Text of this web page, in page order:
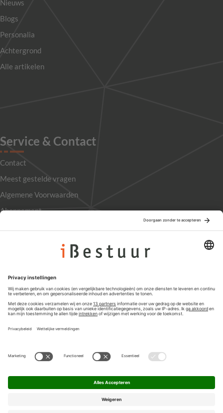
Nieuws
Blogs
Personalia
Achtergrond
Alle artikelen
Service & Contact
Contact
Meest gestelde vragen
Algemene Voorwaarden
Abonnement
Privacyinstellingen